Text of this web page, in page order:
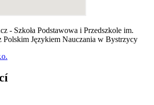
- Szkoła Podstawowa i Przedszkole im.
Polskim Językiem Nauczania w Bystrzycy